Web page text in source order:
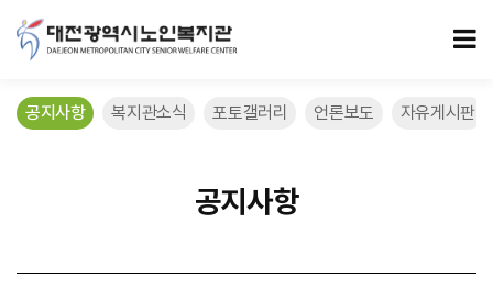
2024년 노인일자리 및 사회활동 지원사업 참여자 추가모집 > 공지사항
공지사항 복지관소식 포토갤러리 언론보도 자유게시판
공지사항